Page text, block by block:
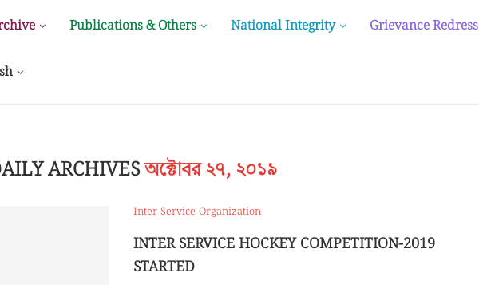
Publications & Others National Integrity Grievance Redress
ARCHIVESঅক্টোবর ২৭, ২০১৯
Inter Service Organization
INTER SERVICE HOCKEY COMPETITION-2019
STARTED